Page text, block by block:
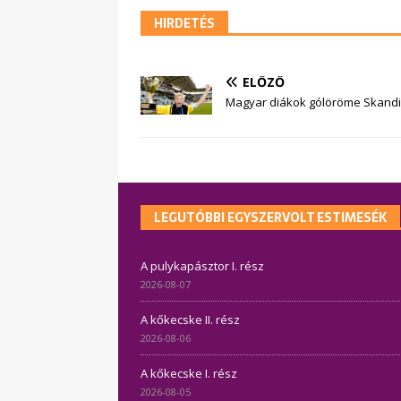
HIRDETÉS
ELŐZŐ
Magyar diákok gólöröme
LEGUTÓBBI EGYSZERVOLT ESTIMESÉK
A pulykapásztor I. rész
2026-08-07
A kőkecske II. rész
2026-08-06
A kőkecske I. rész
2026-08-05